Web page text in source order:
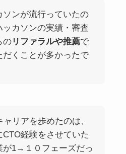
ソンが流行っていたの
ッカソンの実績・審査
のリファラルや推薦で
だくことが多かったで
リアを歩めたのは、
CTO経験をさせていた
が1→１０フェーズだっ